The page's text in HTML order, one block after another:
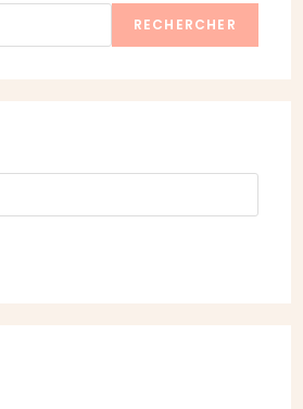
RECHERCHER